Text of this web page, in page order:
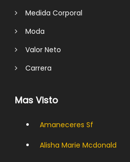
Medida Corporal
Moda
Valor Neto
Carrera
Mas Visto
Amaneceres Sf
Alisha Marie Mcdonald